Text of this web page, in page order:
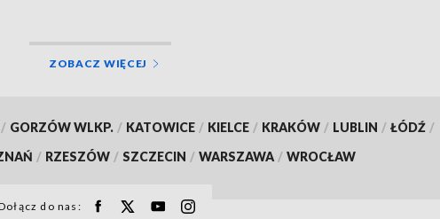
ZOBACZ WIĘCEJ
/ GORZÓW WLKP. / KATOWICE / KIELCE / KRAKÓW / LUBLIN / ŁÓDŹ /
/ RZESZÓW / SZCZECIN / WARSZAWA / WROCŁAW
do nas: